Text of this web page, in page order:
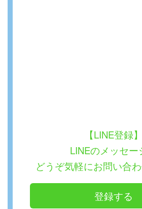
【LINE登録】
LINEのメッセー
どうぞ気軽にお問い合
登録する